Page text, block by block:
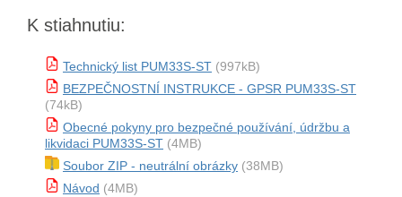
K stiahnutiu:
Technický list PUM33S-ST (997kB)
BEZPEČNOSTNÍ INSTRUKCE - GPSR PUM33S-ST
(74kB)
Obecné pokyny pro bezpečné používání, údržbu a
likvidaci PUM33S-ST (4MB)
Soubor ZIP - neutrální obrázky (38MB)
Návod (4MB)